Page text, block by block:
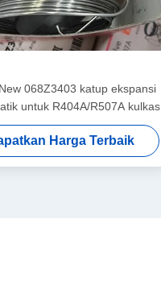
068Z3403 katup ekspansi
untuk R404A/R507A kulkas
Harga Terbaik